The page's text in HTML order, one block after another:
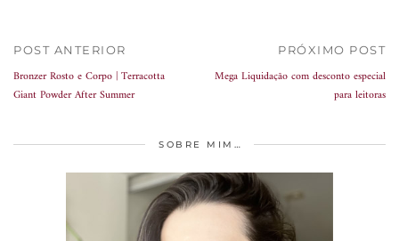
POST ANTERIOR
Bronzer Rosto e Corpo | Terracotta
Giant Powder After Summer
PRÓXIMO POST
Mega Liquidação com desconto especial
para leitoras
SOBRE MIM…